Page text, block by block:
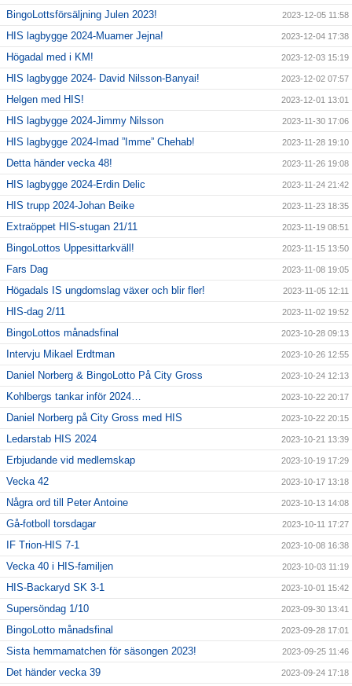
BingoLottsförsäljning Julen 2023! 2023-12-05 11:58
HIS lagbygge 2024-Muamer Jejna! 2023-12-04 17:38
Högadal med i KM! 2023-12-03 15:19
HIS lagbygge 2024- David Nilsson-Banyai! 2023-12-02 07:57
Helgen med HIS! 2023-12-01 13:01
HIS lagbygge 2024-Jimmy Nilsson 2023-11-30 17:06
HIS lagbygge 2024-Imad ”Imme” Chehab! 2023-11-28 19:10
Detta händer vecka 48! 2023-11-26 19:08
HIS lagbygge 2024-Erdin Delic 2023-11-24 21:42
HIS trupp 2024-Johan Beike 2023-11-23 18:35
Extraöppet HIS-stugan 21/11 2023-11-19 08:51
BingoLottos Uppesittarkväll! 2023-11-15 13:50
Fars Dag 2023-11-08 19:05
Högadals IS ungdomslag växer och blir fler! 2023-11-05 12:11
HIS-dag 2/11 2023-11-02 19:52
BingoLottos månadsfinal 2023-10-28 09:13
Intervju Mikael Erdtman 2023-10-26 12:55
Daniel Norberg & BingoLotto På City Gross 2023-10-24 12:13
Kohlbergs tankar inför 2024… 2023-10-22 20:17
Daniel Norberg på City Gross med HIS 2023-10-22 20:15
Ledarstab HIS 2024 2023-10-21 13:39
Erbjudande vid medlemskap 2023-10-19 17:29
Vecka 42 2023-10-17 13:18
Några ord till Peter Antoine 2023-10-13 14:08
Gå-fotboll torsdagar 2023-10-11 17:27
IF Trion-HIS 7-1 2023-10-08 16:38
Vecka 40 i HIS-familjen 2023-10-03 11:19
HIS-Backaryd SK 3-1 2023-10-01 15:42
Supersöndag 1/10 2023-09-30 13:41
BingoLotto månadsfinal 2023-09-28 17:01
Sista hemmamatchen för säsongen 2023! 2023-09-25 11:46
Det händer vecka 39 2023-09-24 17:18